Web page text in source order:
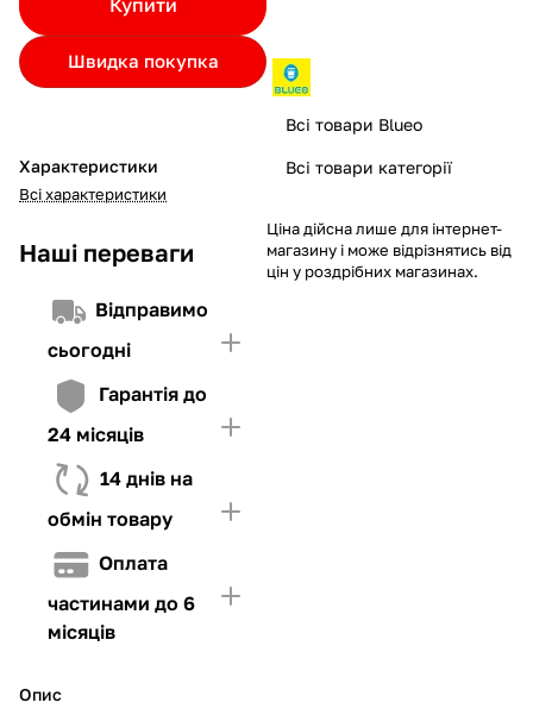
Швидка покупка
Характеристики
Всі характеристики
Наші переваги
Відправимо
сьогодні
Гарантія до
24 місяців
14 днів на
обмін товару
Оплата
частинами до 6
місяців
Опис
Якщо ліміт нижчий за вартість товару, невистачаючу суму
потрібно внести Першим внеском
4. Мати достатньо коштів для внесення першої частини платежу
Всі товари Blueo
Всі товари категорії
Ціна дійсна лише для інтернет-
магазину і може відрізнятись від
цін у роздрібних магазинах.